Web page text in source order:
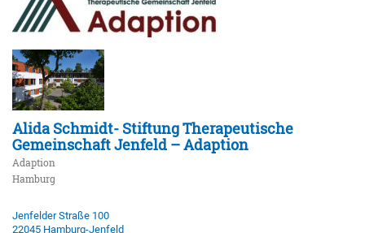
Alida Schmidt- Stiftung Therapeutische
Gemeinschaft Jenfeld – Adaption
Adaption
Hamburg
Jenfelder Straße 100
22045 Hamburg-Jenfeld